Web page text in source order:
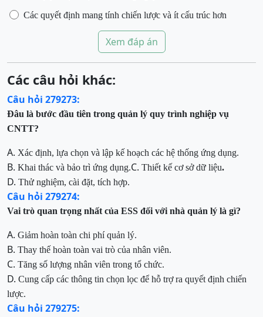
Các quyết định mang tính chiến lược và ít cấu trúc hơn
Xem đáp án
Các câu hỏi khác:
Câu hỏi 279273:
Đâu là bước đầu tiên trong quản lý quy trình nghiệp vụ
CNTT?
A. Xác định, lựa chọn và lập kế hoạch các hệ thống ứng dụng.
B. Khai thác và bảo trì ứng dụng.C. Thiết kế cơ sở dữ liệu.
D. Thử nghiệm, cài đặt, tích hợp.
Câu hỏi 279274:
Vai trò quan trọng nhất của ESS đối với nhà quản lý là gì?
A. Giảm hoàn toàn chi phí quản lý.
B. Thay thế hoàn toàn vai trò của nhân viên.
C. Tăng số lượng nhân viên trong tổ chức.
D. Cung cấp các thông tin chọn lọc để hỗ trợ ra quyết định chiến
lược.
Câu hỏi 279275: